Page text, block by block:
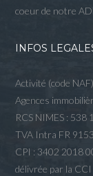
coeur de notre
INFOS
Activité (code
Agences
RCS NIMES : 538
TVA Intra FR
CPI : 3402 2018
délivrée par la